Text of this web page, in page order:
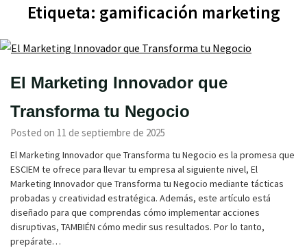
Etiqueta: gamificación marketing
El Marketing Innovador que
Transforma tu Negocio
Posted on 11 de septiembre de 2025
El Marketing Innovador que Transforma tu Negocio es la promesa que
ESCIEM te ofrece para llevar tu empresa al siguiente nivel, El
Marketing Innovador que Transforma tu Negocio mediante tácticas
probadas y creatividad estratégica. Además, este artículo está
diseñado para que comprendas cómo implementar acciones
disruptivas, TAMBIÉN cómo medir sus resultados. Por lo tanto,
prepárate…